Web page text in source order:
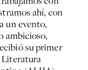
ahí, con
un evento,
ambicioso,
su primer
Literatura